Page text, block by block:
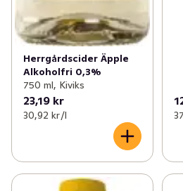
Herrgårdscider Äpple
Alkoholfri 0,3%
750 ml, Kiviks
23,19 kr
30,92 kr /l